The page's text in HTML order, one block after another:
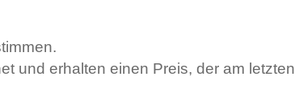
und erhalten einen Preis, der am letzten